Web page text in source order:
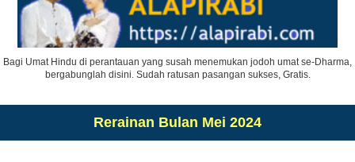
Bagi Umat Hindu di perantauan yang susah menemukan jodoh umat se-Dharma,
bergabunglah disini. Sudah ratusan pasangan sukses, Gratis.
Rerainan Bulan Mei 2024